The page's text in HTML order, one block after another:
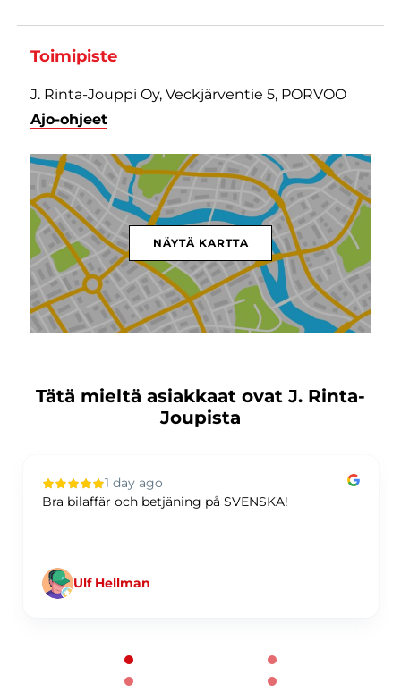
Toimipiste
J. Rinta-Jouppi Oy, Veckjärventie 5, PORVOO
Ajo-ohjeet
NÄYTÄ KARTTA
Tätä mieltä asiakkaat ovat J. Rinta-
Joupista
1 day ago
Bra bilaffär och betjäning på SVENSKA!
Ulf Hellman